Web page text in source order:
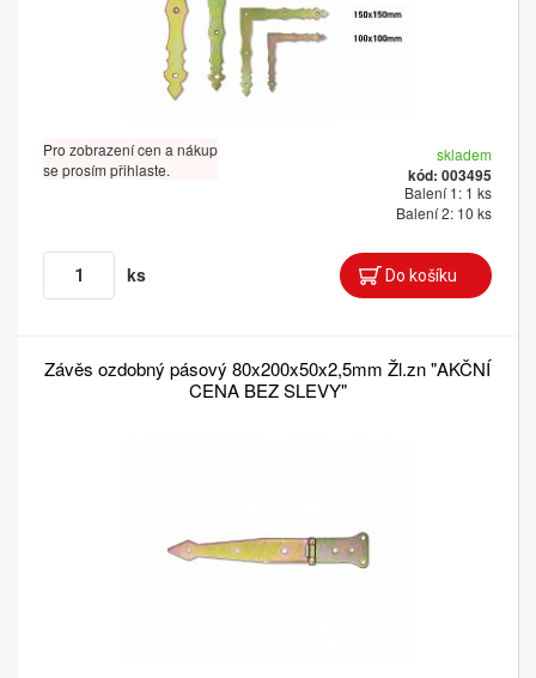
Pro zobrazení cen a nákup
se prosím přihlaste.
skladem
kód: 003495
Balení 1: 1 ks
Balení 2: 10 ks
ks
Závěs ozdobný pásový 80x200x50x2,5mm Žl.zn "AKČNÍ
CENA BEZ SLEVY"